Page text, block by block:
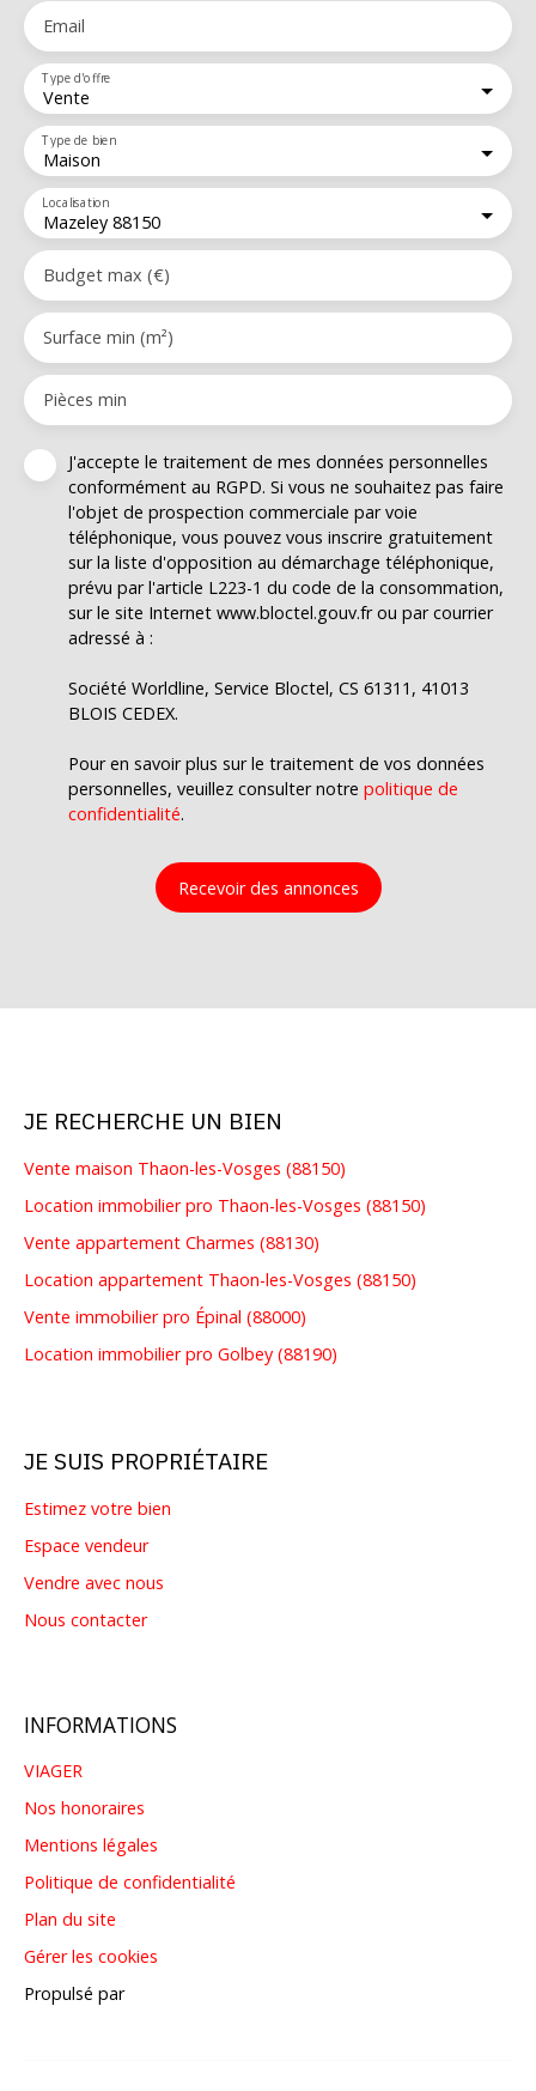
Email
Vente
Type d'offre
Maison
Type de bien
Mazeley 88150
Localisation
Budget max (€)
Surface min (m²)
Pièces min
J'accepte le traitement de mes données personnelles
conformément au RGPD. Si vous ne souhaitez pas faire
l'objet de prospection commerciale par voie
téléphonique, vous pouvez vous inscrire gratuitement
sur la liste d'opposition au démarchage téléphonique,
prévu par l'article L223-1 du code de la consommation,
sur le site Internet www.bloctel.gouv.fr ou par courrier
adressé à :
Société Worldline, Service Bloctel, CS 61311, 41013
BLOIS CEDEX.
Pour en savoir plus sur le traitement de vos données
personnelles, veuillez consulter notre politique de
confidentialité.
Recevoir des annonces
JE RECHERCHE UN BIEN
Vente maison Thaon-les-Vosges (88150)
Location immobilier pro Thaon-les-Vosges (88150)
Vente appartement Charmes (88130)
Location appartement Thaon-les-Vosges (88150)
Vente immobilier pro Épinal (88000)
Location immobilier pro Golbey (88190)
JE SUIS PROPRIÉTAIRE
Estimez votre bien
Espace vendeur
Vendre avec nous
Nous contacter
INFORMATIONS
VIAGER
Nos honoraires
Mentions légales
Politique de confidentialité
Plan du site
Gérer les cookies
Propulsé par